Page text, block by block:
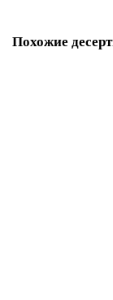
Похожие